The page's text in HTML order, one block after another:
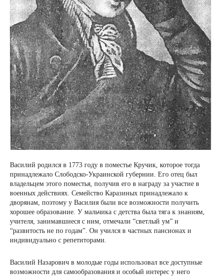
Василий родился в 1773 году в поместье Кручик, которое тогда
принадлежало Слободско-Украинской губернии. Его отец был
владельцем этого поместья, получив его в награду за участие в
военных действиях. Семейство Каразиных принадлежало к
дворянам, поэтому у Василия были все возможности получить
хорошее образование. У мальчика с детства была тяга к знаниям,
учителя, занимавшиеся с ним, отмечали “светлый ум” и
“развитость не по годам”. Он учился в частных пансионах и
индивидуально с репетиторами.
Василий Назарович в молодые годы использовал все доступные
возможности для самообразования и особый интерес у него